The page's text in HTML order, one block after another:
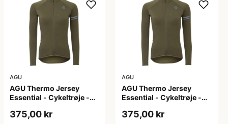
AGU
AGU Thermo Jersey
Essential - Cykeltrøje -
XL
375,00 kr
AGU
AGU Thermo Jersey
Essential - Cykeltrøje -
XXL
375,00 kr